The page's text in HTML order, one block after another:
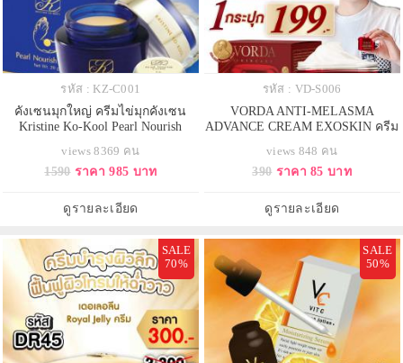
รหัส : KZ-C001
คังเซนมุกใหญ่ ครีมไข่มุกคังเซน
Kristine Ko-Kool Pearl Nourish
เพิร์ล นอริช ครีม 20 กรัม สำหรับทุก
สภาพผิว ล๊อตใหม่ล่าสุด
views 8369 คน
1590 ราคา 985 บาท
ดูรายละเอียด
รหัส : VD-S006
VORDA ANTI-MELASMA
ADVANCE CREAM EXOSKIN ครีม
views 848 คน
390 ราคา 85 บาท
ดูรายละเอียด
SALE
70%
SALE
50%